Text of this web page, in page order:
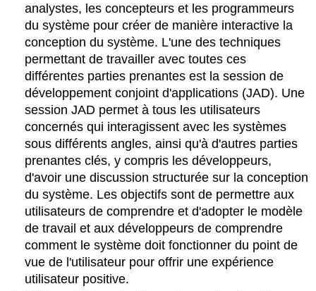
analystes, les concepteurs et les programmeurs
du système pour créer de manière interactive la
conception du système. L'une des techniques
permettant de travailler avec toutes ces
différentes parties prenantes est la session de
développement conjoint d'applications (JAD). Une
session JAD permet à tous les utilisateurs
concernés qui interagissent avec les systèmes
sous différents angles, ainsi qu'à d'autres parties
prenantes clés, y compris les développeurs,
d'avoir une discussion structurée sur la conception
du système. Les objectifs sont de permettre aux
utilisateurs de comprendre et d'adopter le modèle
de travail et aux développeurs de comprendre
comment le système doit fonctionner du point de
vue de l'utilisateur pour offrir une expérience
utilisateur positive.